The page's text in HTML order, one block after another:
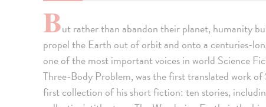
But rather than abandon their planet, humanity
propel the Earth out of orbit and onto a centuries-
one of the most important voices in world Science
Three-Body Problem, was the first translated work
first collection of his short fiction: ten stories,